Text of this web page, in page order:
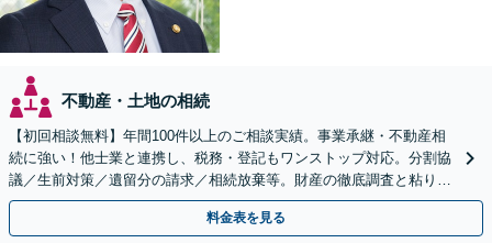
不動産・土地の相続
【初回相談無料】年間100件以上のご相談実績。事業承継・不動産相
続に強い！他士業と連携し、税務・登記もワンストップ対応。分割協
議／生前対策／遺留分の請求／相続放棄等。財産の徹底調査と粘り強
い交渉により、最善の解決へ【日本大通り駅2分】
料金表を見る